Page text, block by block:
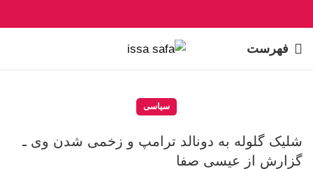
فهرست
سیاسی
شلیک گلوله به دونالد ترامپ و زخمی شدن وی ـ
گزارش از عیسی صفا